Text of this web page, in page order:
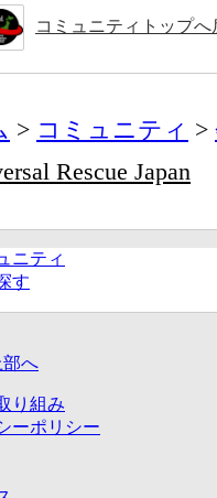
コミュニティトップへ
コミュニティ
Rescue Japan
ニティ
す
部へ
り組み
ーポリシー